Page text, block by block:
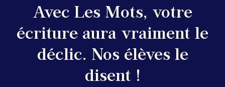
Avec Les Mots, votre
écriture aura vraiment le
déclic. Nos élèves le
disent !